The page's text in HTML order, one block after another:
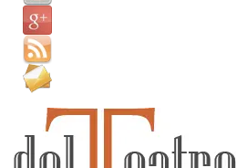
Palazzi consiglia
Video
Chi siamo
Contatti